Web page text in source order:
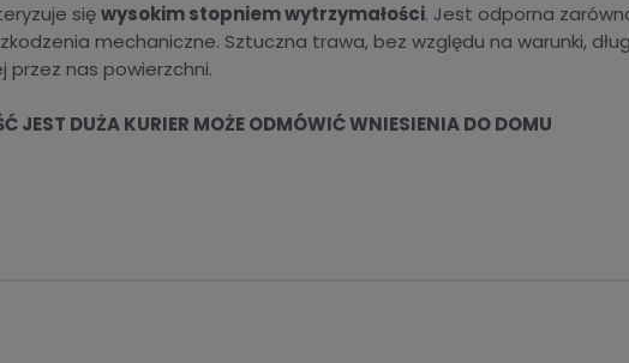
sięwysokim stopniem wytrzymałości. Jest odporna
mechaniczne. Sztuczna trawa, bez względu na warunki,
przez nas powierzchni.
JEST DUŻA KURIER MOŻE ODMÓWIĆ WNIESIENIA DO DOMU